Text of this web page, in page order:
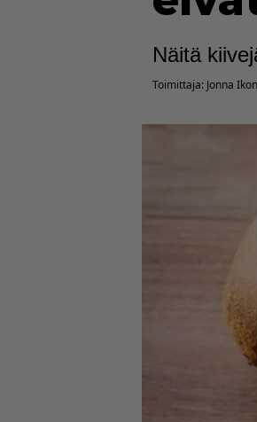
Näitä
Toimittaja: Jonna